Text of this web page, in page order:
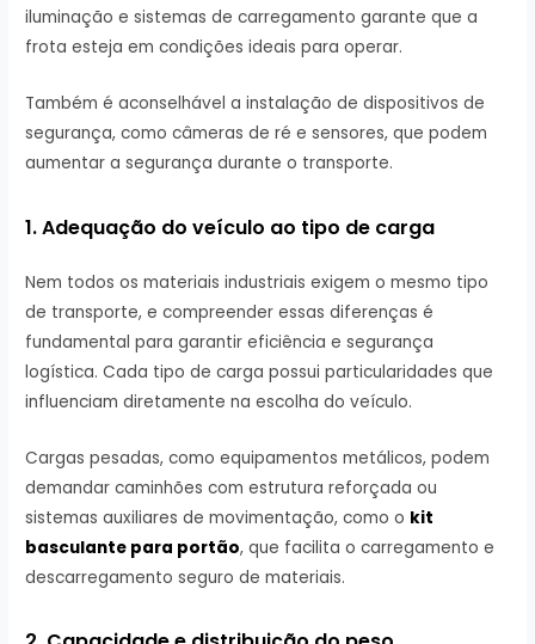
iluminação e sistemas de carregamento garante que a
frota esteja em condições ideais para operar.
Também é aconselhável a instalação de dispositivos de
segurança, como câmeras de ré e sensores, que podem
aumentar a segurança durante o transporte.
1. Adequação doveículo ao tipo de carga
Nem todos os materiais industriais exigem o mesmo tipo
de transporte, e compreender essas diferenças é
fundamental para garantir eficiência e segurança
logística. Cada tipo de carga possui particularidades que
influenciam diretamente na escolha do veículo.
Cargas pesadas, como equipamentos metálicos, podem
demandar caminhões com estrutura reforçada ou
sistemas auxiliares de movimentação, como o kit
basculante para portão, que facilita o carregamento e
descarregamento seguro de materiais.